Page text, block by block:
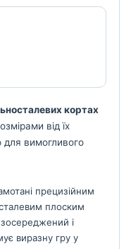
кортах
від їх
для вимогливого
прецизійним
плоским
і
виразну гру у